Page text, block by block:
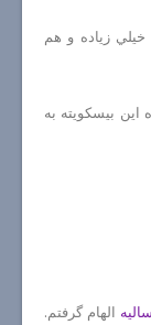
زياده و هم
اين بيسكويته به
الهام گرفتم.